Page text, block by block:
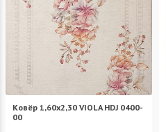
Ковёр 1,60х2,30 VIOLA HDJ 0400-
00